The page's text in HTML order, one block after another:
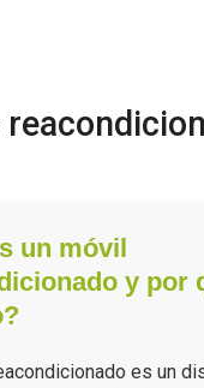
un móvil
y por
es un